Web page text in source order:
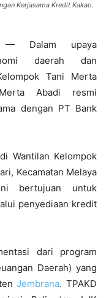
Kerjasama Kredit Kakao.
Dalam upaya
daerah dan
Tani Merta
Abadi resmi
dengan PT Bank
Wantilan Kelompok
Kecamatan Melaya
bertujuan untuk
penyediaan kredit
dari program
Daerah) yang
Jembrana. TPAKD